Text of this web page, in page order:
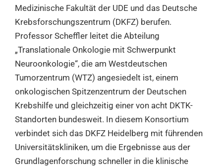
Medizinische Fakultät der UDE und das Deutsche
Krebsforschungszentrum (DKFZ) berufen.
Professor Scheffler leitet die Abteilung
„Translationale Onkologie mit Schwerpunkt
Neuroonkologie“, die am Westdeutschen
Tumorzentrum (WTZ) angesiedelt ist, einem
onkologischen Spitzenzentrum der Deutschen
Krebshilfe und gleichzeitig einer von acht DKTK-
Standorten bundesweit. In diesem Konsortium
verbindet sich das DKFZ Heidelberg mit führenden
Universitätskliniken, um die Ergebnisse aus der
Grundlagenforschung schneller in die klinische